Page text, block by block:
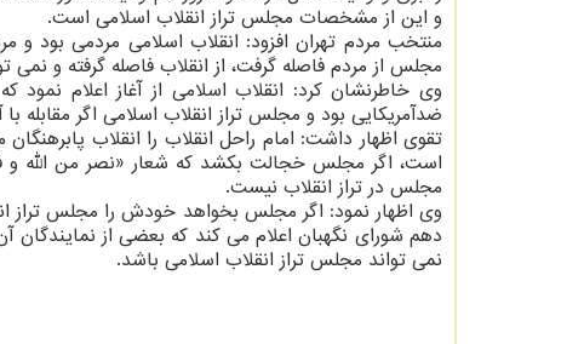
و این از مشخصات مجلس تراز انقلاب اسلامی است.
منتخب مردم تهران افزود: انقلاب اسلامی مردمی بود و
مجلس از مردم فاصله گرفت، از انقلاب فاصله گرفته و نمی
وی خاطرنشان کرد: انقلاب اسلامی از آغاز اعلام نمود
ضدآمریکایی بود و مجلس تراز انقلاب اسلامی اگر مقابله
تقوی اظهار داشت: امام راحل انقلاب را انقلاب
است، اگر مجلس خجالت بکشد که شعار «نصر من الله و
مجلس در تراز انقلاب نیست.
وی اظهار نمود: اگر مجلس بخواهد خودش را مجلس تراز
دهم شورای نگهبان اعلام می کند که بعضی از نمایندگان
نمی تواند مجلس تراز انقلاب اسلامی باشد.